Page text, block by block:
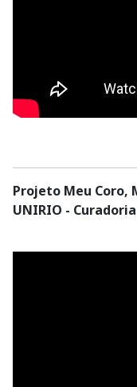
Projeto Meu Coro,
UNIRIO -